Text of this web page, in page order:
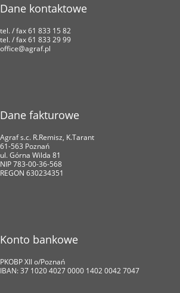
Dane kontaktowe
tel. / fax 61 833 15 82
tel. / fax 61 833 29 99
office@agraf.pl
Dane fakturowe
Agraf s.c. R.Remisz, K.Tarant
61-563 Poznań
ul. Górna Wilda 81
NIP 783-00-36-568
REGON 630234351
Konto bankowe
PKOBP XII o/Poznań
IBAN: 37 1020 4027 0000 1402 0042 7047